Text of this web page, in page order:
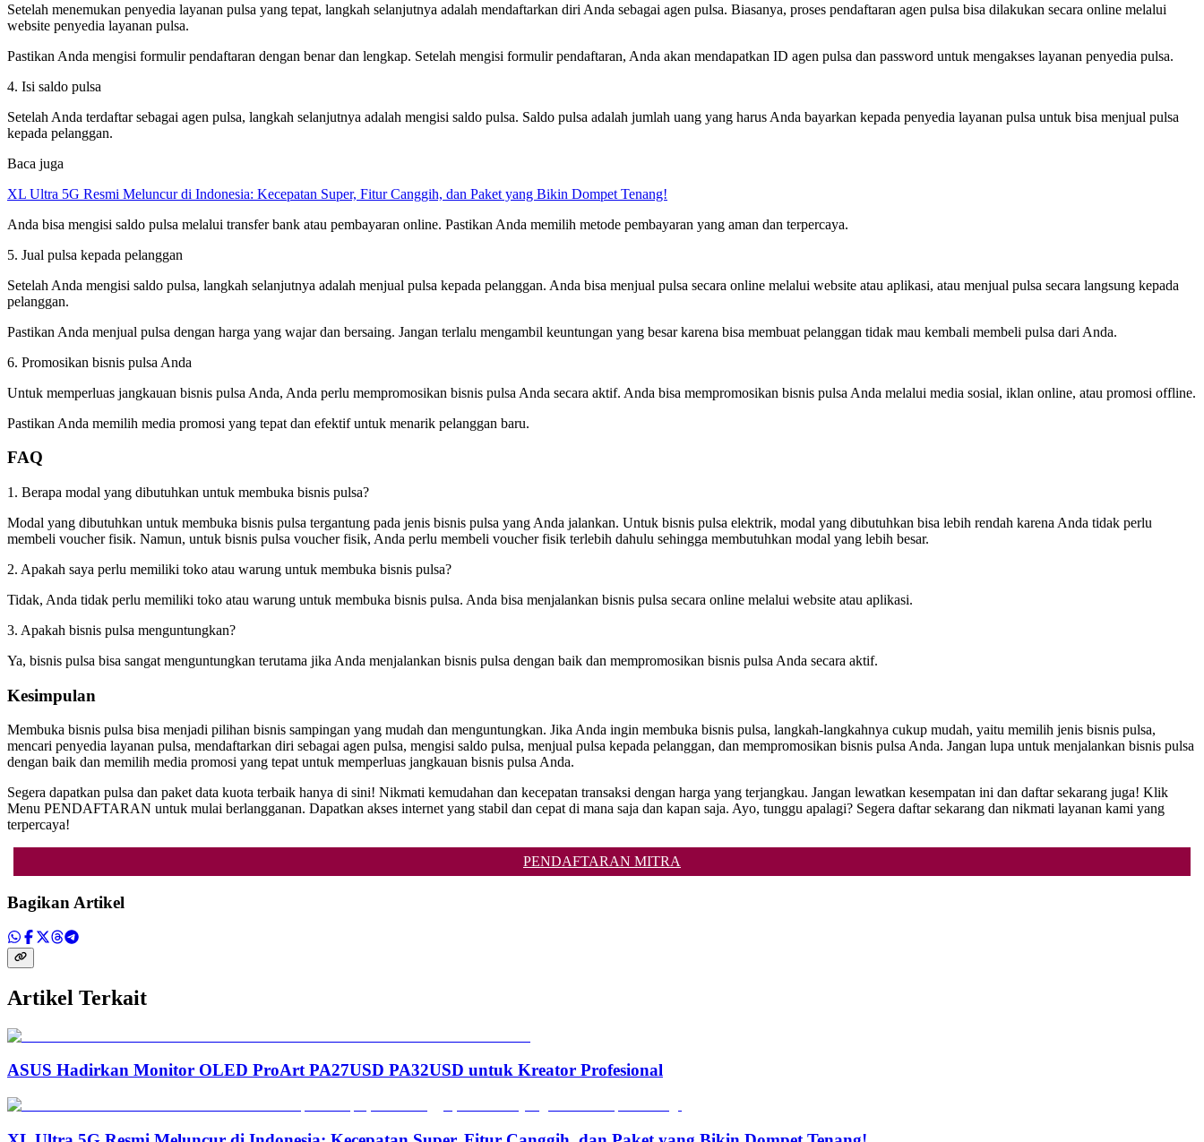
Setelah menemukan penyedia layanan pulsa yang tepat, langkah selanjutnya adalah mendaftarkan diri Anda sebagai agen pulsa. Biasanya, proses pendaftaran agen pulsa bisa dilakukan secara online melalui
website penyedia layanan pulsa.
Pastikan Anda mengisi formulir pendaftaran dengan benar dan lengkap. Setelah mengisi formulir pendaftaran, Anda akan mendapatkan ID agen pulsa dan password untuk mengakses layanan penyedia pulsa.
4. Isi saldo pulsa
Setelah Anda terdaftar sebagai agen pulsa, langkah selanjutnya adalah mengisi saldo pulsa. Saldo pulsa adalah jumlah uang yang harus Anda bayarkan kepada penyedia layanan pulsa untuk bisa menjual pulsa
kepada pelanggan.
Baca juga
XL Ultra 5G Resmi Meluncur di Indonesia: Kecepatan Super, Fitur Canggih, dan Paket yang Bikin Dompet Tenang!
Anda bisa mengisi saldo pulsa melalui transfer bank atau pembayaran online. Pastikan Anda memilih metode pembayaran yang aman dan terpercaya.
5. Jual pulsa kepada pelanggan
Setelah Anda mengisi saldo pulsa, langkah selanjutnya adalah menjual pulsa kepada pelanggan. Anda bisa menjual pulsa secara online melalui website atau aplikasi, atau menjual pulsa secara langsung kepada
pelanggan.
Pastikan Anda menjual pulsa dengan harga yang wajar dan bersaing. Jangan terlalu mengambil keuntungan yang besar karena bisa membuat pelanggan tidak mau kembali membeli pulsa dari Anda.
6. Promosikan bisnis pulsa Anda
Untuk memperluas jangkauan bisnis pulsa Anda, Anda perlu mempromosikan bisnis pulsa Anda secara aktif. Anda bisa mempromosikan bisnis pulsa Anda melalui media sosial, iklan online, atau promosi offline.
Pastikan Anda memilih media promosi yang tepat dan efektif untuk menarik pelanggan baru.
FAQ
1. Berapa modal yang dibutuhkan untuk membuka bisnis pulsa?
Modal yang dibutuhkan untuk membuka bisnis pulsa tergantung pada jenis bisnis pulsa yang Anda jalankan. Untuk bisnis pulsa elektrik, modal yang dibutuhkan bisa lebih rendah karena Anda tidak perlu
membeli voucher fisik. Namun, untuk bisnis pulsa voucher fisik, Anda perlu membeli voucher fisik terlebih dahulu sehingga membutuhkan modal yang lebih besar.
2. Apakah saya perlu memiliki toko atau warung untuk membuka bisnis pulsa?
Tidak, Anda tidak perlu memiliki toko atau warung untuk membuka bisnis pulsa. Anda bisa menjalankan bisnis pulsa secara online melalui website atau aplikasi.
3. Apakah bisnis pulsa menguntungkan?
Ya, bisnis pulsa bisa sangat menguntungkan terutama jika Anda menjalankan bisnis pulsa dengan baik dan mempromosikan bisnis pulsa Anda secara aktif.
Kesimpulan
Membuka bisnis pulsa bisa menjadi pilihan bisnis sampingan yang mudah dan menguntungkan. Jika Anda ingin membuka bisnis pulsa, langkah-langkahnya cukup mudah, yaitu memilih jenis bisnis pulsa,
mencari penyedia layanan pulsa, mendaftarkan diri sebagai agen pulsa, mengisi saldo pulsa, menjual pulsa kepada pelanggan, dan mempromosikan bisnis pulsa Anda. Jangan lupa untuk menjalankan bisnis pulsa
dengan baik dan memilih media promosi yang tepat untuk memperluas jangkauan bisnis pulsa Anda.
Segera dapatkan pulsa dan paket data kuota terbaik hanya di sini! Nikmati kemudahan dan kecepatan transaksi dengan harga yang terjangkau. Jangan lewatkan kesempatan ini dan daftar sekarang juga! Klik
Menu PENDAFTARAN untuk mulai berlangganan. Dapatkan akses internet yang stabil dan cepat di mana saja dan kapan saja. Ayo, tunggu apalagi? Segera daftar sekarang dan nikmati layanan kami yang
terpercaya!
PENDAFTARAN MITRA
Bagikan Artikel
Artikel Terkait
ASUS Hadirkan Monitor OLED ProArt PA27USD PA32USD untuk Kreator Profesional